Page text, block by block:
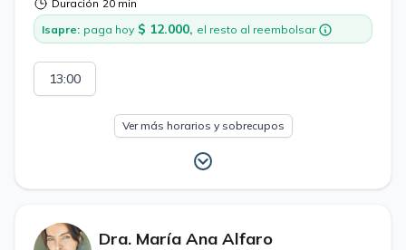
Duración 20 min
Isapre: paga hoy $ 12.000, el resto al reembolsar
13:00
Ver más horarios y sobrecupos
Dra. María Ana Alfaro